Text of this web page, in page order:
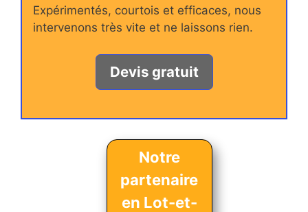
Expérimentés, courtois et efficaces, nous
intervenons très vite et ne laissons rien.
Devis gratuit
Notre
partenaire
en Lot-et-